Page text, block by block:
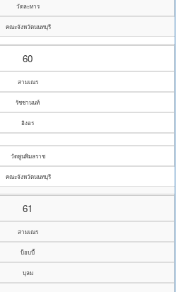
วัดละหาร
คณะจังหวัดนนทบุรี
60
สามเณร
รัชชานนท์
อิงอร
วัดพูนพิมลราช
คณะจังหวัดนนทบุรี
61
สามเณร
บ็อบบี้
บุลม